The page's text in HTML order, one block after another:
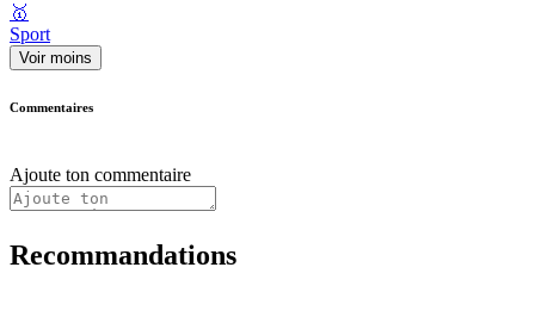
🥇
Sport
Voir moins
Commentaires
Ajoute ton commentaire
Recommandations